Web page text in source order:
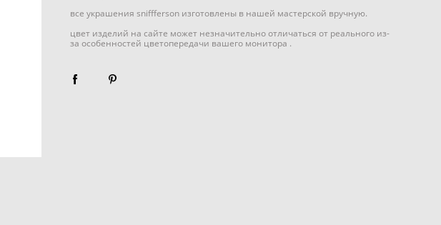
все украшения sniffferson изготовлены в нашей мастерской вручную.
цвет изделий на сайте может незначительно отличаться от реального из-
за особенностей цветопередачи вашего монитора .